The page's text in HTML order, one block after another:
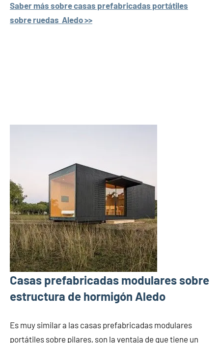
Saber más sobre casas prefabricadas portátiles
sobre ruedas Aledo >>
Casas prefabricadas modulares sobre
estructura de hormigón Aledo
Es muy similar a las casas prefabricadas modulares
portátiles sobre pilares, son la ventaja de que tiene un